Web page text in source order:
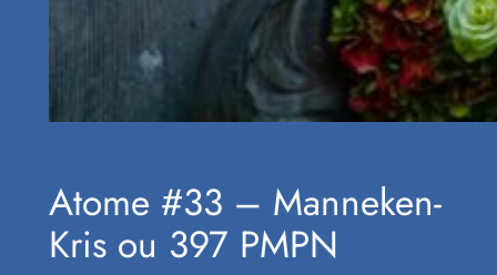
Atome #33 – Manneken-
Kris ou 397 PMPN